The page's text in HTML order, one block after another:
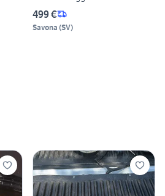
499 €
Savona (SV)